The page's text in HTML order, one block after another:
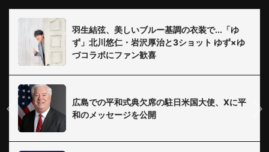
羽生結弦、美しいブルー基調の衣装で...「ゆ
ず」北川悠仁・岩沢厚治と3ショット ゆず×ゆ
づコラボにファン歓喜
広島での平和式典欠席の駐日米国大使、Xに平
和のメッセージを公開